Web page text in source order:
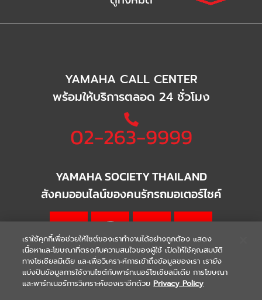
YAMAHA CALL CENTER
พร้อมให้บริการตลอด 24 ชั่วโมง
02-263-9999
YAMAHA SOCIETY THAILAND
สังคมออนไลน์ของคนรักรถมอเตอร์ไซค์
WARRANTY | Terms & Conditions
เราใช้คุกกี้เพื่อช่วยให้ไซต์ของเราทำงานได้อย่างถูกต้อง แสดง
เนื้อหาและโฆษณาที่ตรงกับความสนใจของผู้ใช้ เปิดให้ใช้คุณสมบัติ
ทางโซเชียลมีเดีย และเพื่อวิเคราะห์การเข้าถึงข้อมูลของเรา เรายัง
แบ่งปันข้อมูลการใช้งานไซต์กับพาร์ทเนอร์โซเชียลมีเดีย การโฆษณา
และพาร์ทเนอร์การวิเคราะห์ของเราอีกด้วย Privacy Policy